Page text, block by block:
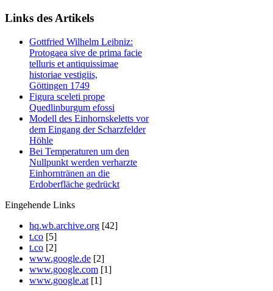
Links des Artikels
Gottfried Wilhelm Leibniz:
Protogaea sive de prima facie
telluris et antiquissimae
historiae vestigiis,
Göttingen 1749
Figura sceleti prope
Quedlinburgum efossi
Modell des Einhornskeletts vor
dem Eingang der Scharzfelder
Höhle
Bei Temperaturen um den
Nullpunkt werden verharzte
Einhorntränen an die
Erdoberfläche gedrückt
Eingehende Links
hq.wb.archive.org [42]
t.co [5]
t.co [2]
www.google.de [2]
www.google.com [1]
www.google.at [1]